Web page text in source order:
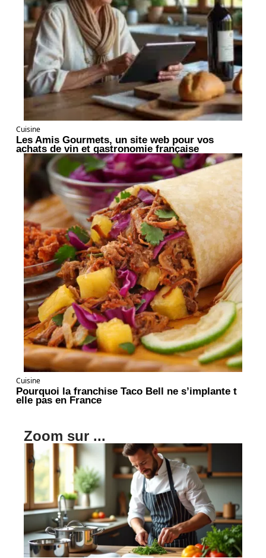
Cuisine
Les Amis Gourmets, un site web pour vos
achats de vin et gastronomie française
Cuisine
Pourquoi la franchise Taco Bell ne s’implante t
elle pas en France
Zoom sur ...